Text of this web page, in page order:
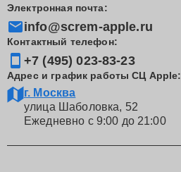
Электронная почта:
info@screm-apple.ru
Контактный телефон:
+7 (495) 023-83-23
Адрес и график работы СЦ Apple:
г. Москва
улица Шаболовка, 52
Ежедневно с 9:00 до 21:00